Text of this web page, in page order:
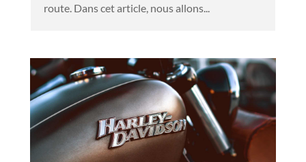
route. Dans cet article, nous allons...